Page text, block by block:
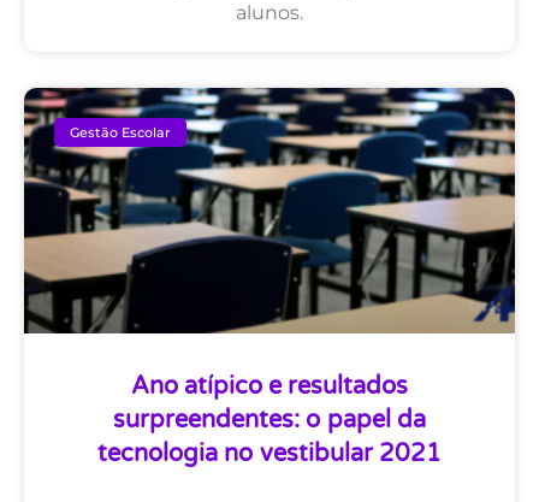
alunos.
Gestão Escolar
Ano atípico e resultados
surpreendentes: o papel da
tecnologia no vestibular 2021